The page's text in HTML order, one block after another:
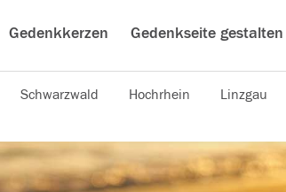
Gedenkkerzen Gedenkseite gestalten
Schwarzwald Hochrhein Linzgau